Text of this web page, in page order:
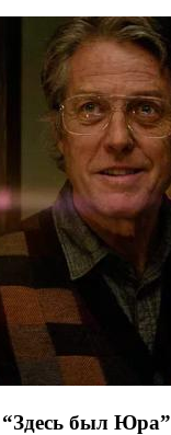
был Юра”